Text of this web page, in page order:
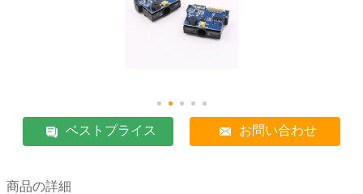
ベストプライス お問い合わせ
商品の詳細